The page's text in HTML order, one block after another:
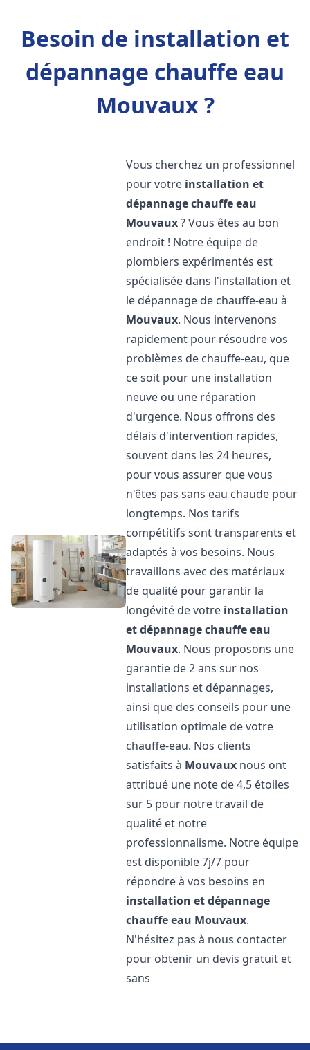
Besoin de installation et
dépannage chauffe eau
Mouvaux ?
Vous cherchez un professionnel
pour votre installation et
dépannage chauffe eau
Mouvaux? Vous êtes au bon
endroit ! Notre équipe de
plombiers expérimentés est
spécialisée dans l'installation et
le dépannage de chauffe-eau à
Mouvaux. Nous intervenons
rapidement pour résoudre vos
problèmes de chauffe-eau, que
ce soit pour une installation
neuve ou une réparation
d'urgence. Nous offrons des
délais d'intervention rapides,
souvent dans les 24 heures,
pour vous assurer que vous
n'êtes pas sans eau chaude pour
longtemps. Nos tarifs
compétitifs sont transparents et
adaptés à vos besoins. Nous
travaillons avec des matériaux
de qualité pour garantir la
longévité de votre installation
et dépannage chauffe eau
Mouvaux. Nous proposons une
garantie de 2 ans sur nos
installations et dépannages,
ainsi que des conseils pour une
utilisation optimale de votre
chauffe-eau. Nos clients
satisfaits à Mouvaux nous ont
attribué une note de 4,5 étoiles
sur 5 pour notre travail de
qualité et notre
professionnalisme. Notre équipe
est disponible 7j/7 pour
répondre à vos besoins en
installation et dépannage
chauffe eau Mouvaux.
N'hésitez pas à nous contacter
pour obtenir un devis gratuit et
sans